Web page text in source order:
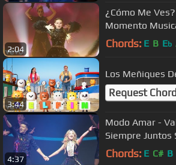
2:04
¿Cómo Me
Momento
competencia
Chords: E B Eb
3:44
Los Meñiques
Request
4:37
Modo Amar -
Siempre Juntos
CHILE 2018 Full
Chords: E C# B